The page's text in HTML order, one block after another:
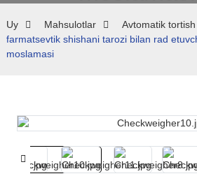
Uy Mahsulotlar Avtomatik
farmatsevtik shishani tarozi bilan rad
moslamasi